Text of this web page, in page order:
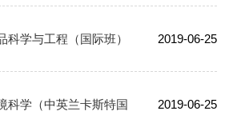
科学与工程（国际班）
2019-06-25
科学（中英兰卡斯特国
2019-06-25